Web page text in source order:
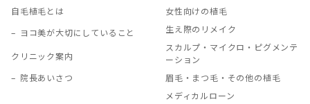
自毛植毛とは
ヨコ美が大切にしていること
クリニック案内
院長あいさつ
女性向けの植毛
生え際のリメイク
スカルプ・マイクロ・ピグメンテ
ーション
眉毛・まつ毛・その他の植毛
メディカルローン